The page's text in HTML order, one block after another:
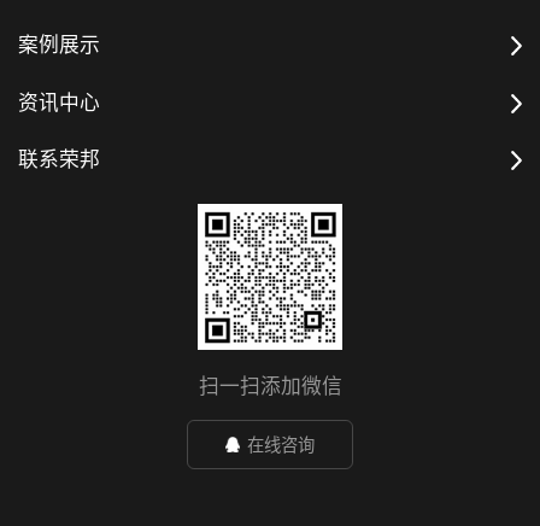
案例展示
资讯中心
联系荣邦
扫一扫添加微信
在线咨询